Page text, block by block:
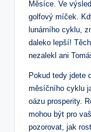
Měsíce. Ve
golfový míček.
lunárního cyklu,
daleko lepší!
nezalekl ani
Pokud tedy jdete
měsíčního cyklu
oázu prosperity.
mohou být pro
pozorovat, jak